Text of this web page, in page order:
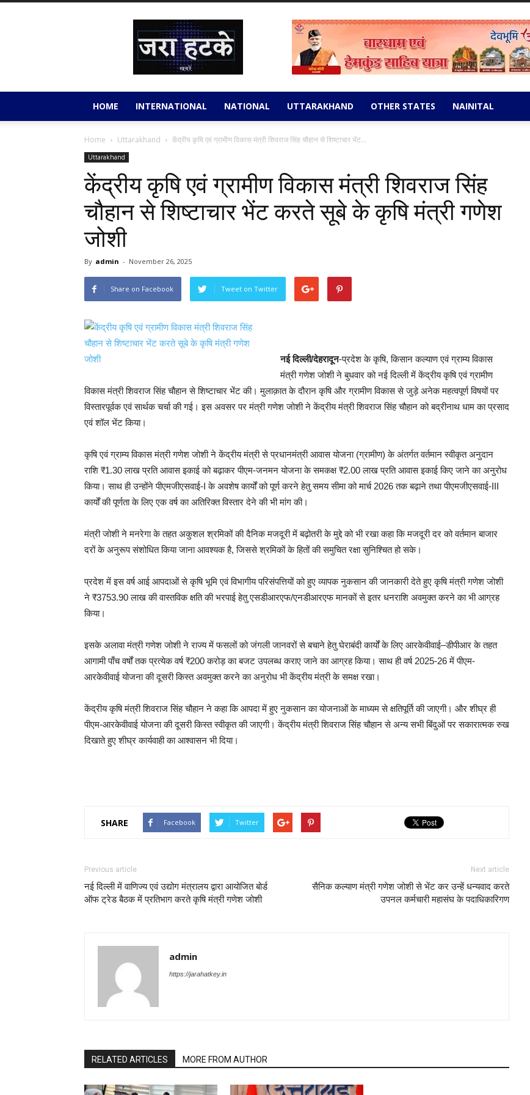
Hatkey
HOME INTERNATIONAL NATIONAL UTTARAKHAND OTHER STATES NAINITAL
Home Uttarakhand केंद्रीय कृषि एवं ग्रामीण विकास मंत्री शिवराज सिंह चौहान से शिष्टाचार भेंट...
Uttarakhand
केंद्रीय कृषि एवं ग्रामीण विकास मंत्री शिवराज सिंह
चौहान से शिष्टाचार भेंट करते सूबे के कृषि मंत्री गणेश
जोशी
By admin - November 26, 2025
Share on Facebook Tweet on Twitter
नई दिल्ली/देहरादून-प्रदेश के कृषि, किसान कल्याण एवं ग्राम्य विकास
मंत्री गणेश जोशी ने बुधवार को नई दिल्ली में केंद्रीय कृषि एवं ग्रामीण
विकास मंत्री शिवराज सिंह चौहान से शिष्टाचार भेंट की। मुलाक़ात के दौरान कृषि और ग्रामीण विकास से जुड़े अनेक महत्वपूर्ण विषयों पर
विस्तारपूर्वक एवं सार्थक चर्चा की गई। इस अवसर पर मंत्री गणेश जोशी ने केंद्रीय मंत्री शिवराज सिंह चौहान को बद्रीनाथ धाम का प्रसाद
एवं शॉल भेंट किया।
कृषि एवं ग्राम्य विकास मंत्री गणेश जोशी ने केंद्रीय मंत्री से प्रधानमंत्री आवास योजना (ग्रामीण) के अंतर्गत वर्तमान स्वीकृत अनुदान
राशि ₹1.30 लाख प्रति आवास इकाई को बढ़ाकर पीएम-जनमन योजना के समकक्ष ₹2.00 लाख प्रति आवास इकाई किए जाने का अनुरोध
किया। साथ ही उन्होंने पीएमजीएसवाई-I के अवशेष कार्यों को पूर्ण करने हेतु समय सीमा को मार्च 2026 तक बढ़ाने तथा पीएमजीएसवाई-III
कार्यों की पूर्णता के लिए एक वर्ष का अतिरिक्त विस्तार देने की भी मांग की।
मंत्री जोशी ने मनरेगा के तहत अकुशल श्रमिकों की दैनिक मजदूरी में बढ़ोतरी के मुद्दे को भी रखा कहा कि मजदूरी दर को वर्तमान बाजार
दरों के अनुरूप संशोधित किया जाना आवश्यक है, जिससे श्रमिकों के हितों की समुचित रक्षा सुनिश्चित हो सके।
प्रदेश में इस वर्ष आई आपदाओं से कृषि भूमि एवं विभागीय परिसंपत्तियों को हुए व्यापक नुकसान की जानकारी देते हुए कृषि मंत्री गणेश जोशी
ने ₹3753.90 लाख की वास्तविक क्षति की भरपाई हेतु एसडीआरएफ/एनडीआरएफ मानकों से इतर धनराशि अवमुक्त करने का भी आग्रह
किया।
इसके अलावा मंत्री गणेश जोशी ने राज्य में फसलों को जंगली जानवरों से बचाने हेतु घेराबंदी कार्यों के लिए आरकेवीवाई–डीपीआर के तहत
आगामी पाँच वर्षों तक प्रत्येक वर्ष ₹200 करोड़ का बजट उपलब्ध कराए जाने का आग्रह किया। साथ ही वर्ष 2025-26 में पीएम-
आरकेवीवाई योजना की दूसरी किस्त अवमुक्त करने का अनुरोध भी केंद्रीय मंत्री के समक्ष रखा।
केंद्रीय कृषि मंत्री शिवराज सिंह चौहान ने कहा कि आपदा में हुए नुकसान का योजनाओं के माध्यम से क्षतिपूर्ति की जाएगी। और शीघ्र ही
पीएम-आरकेवीवाई योजना की दूसरी किस्त स्वीकृत की जाएगी। केंद्रीय मंत्री शिवराज सिंह चौहान से अन्य सभी बिंदुओं पर सकारात्मक रुख
दिखाते हुए शीघ्र कार्यवाही का आश्वासन भी दिया।
SHARE Facebook Twitter
Previous article
नई दिल्ली में वाणिज्य एवं उद्योग मंत्रालय द्वारा आयोजित बोर्ड
ऑफ ट्रेड बैठक में प्रतिभाग करते कृषि मंत्री गणेश जोशी
Next article
सैनिक कल्याण मंत्री गणेश जोशी से भेंट कर उन्हें धन्यवाद करते
उपनल कर्मचारी महासंघ के पदाधिकारिगण
admin
https://jarahatkey.in
RELATED ARTICLES MORE FROM AUTHOR